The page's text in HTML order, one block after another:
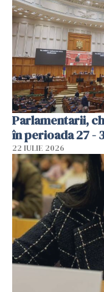
Parlamentarii,
în perioada 27 -
22 IULIE 2026